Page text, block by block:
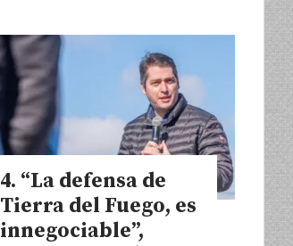
“La defensa de
Tierra del Fuego, es
innegociable”,